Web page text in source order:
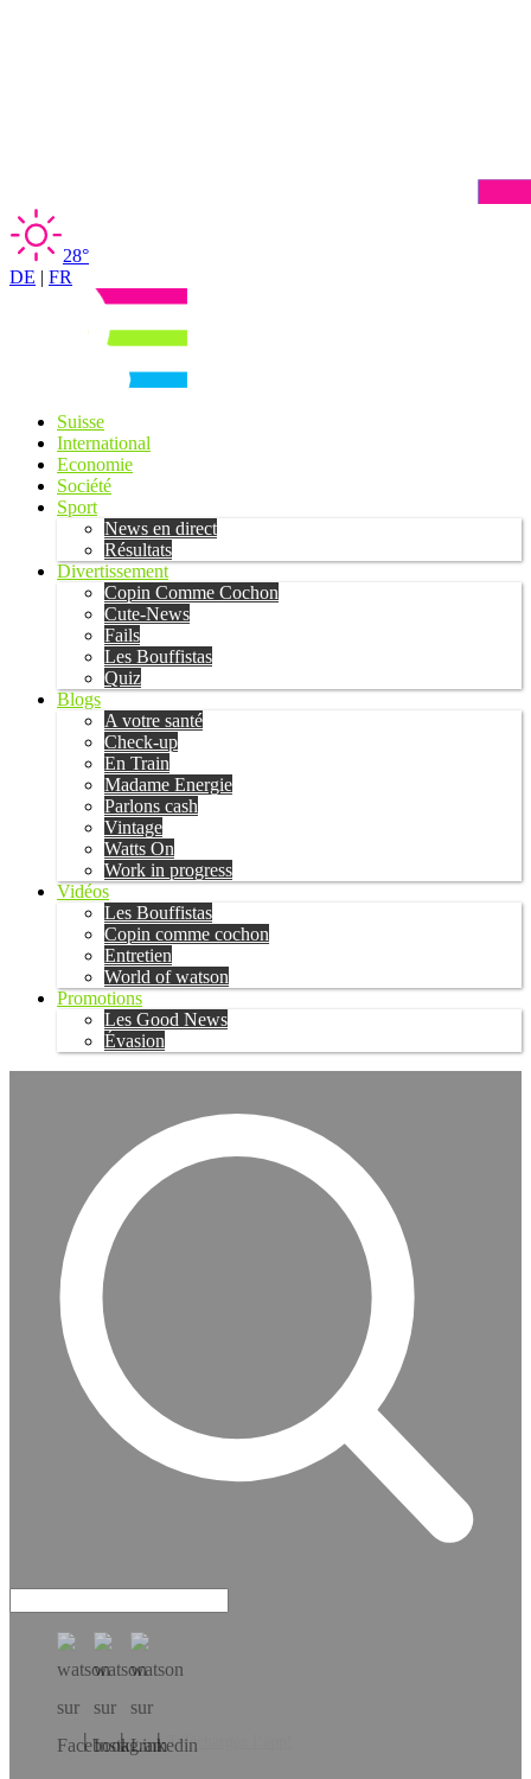
28°
DE | FR
Suisse
International
Economie
Société
Sport
News en direct
Résultats
Divertissement
Copin Comme Cochon
Cute-News
Fails
Les Bouffistas
Quiz
Blogs
A votre santé
Check-up
En Train
Madame Energie
Parlons cash
Vintage
Watts On
Work in progress
Vidéos
Les Bouffistas
Copin comme cochon
Entretien
World of watson
Promotions
Les Good News
Évasion
Téléchargez l’app!